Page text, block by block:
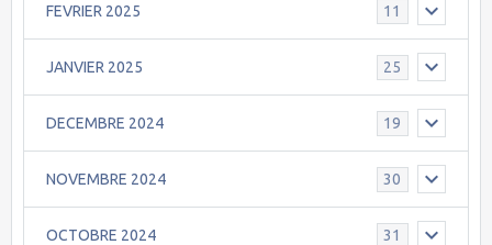
FEVRIER 2025 11
JANVIER 2025 25
DECEMBRE 2024 19
NOVEMBRE 2024 30
OCTOBRE 2024 31